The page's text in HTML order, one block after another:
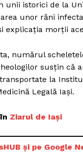
unii istorici de la
unor răni
explicaţia morţii
numărul
susţin că
la
Legală Iaşi.
Ziarul de Iași
și pe Google